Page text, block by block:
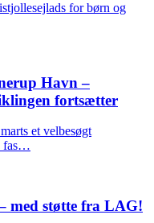
for børn og
Havn –
fortsætter
et velbesøgt
fas…
med støtte fra LAG!